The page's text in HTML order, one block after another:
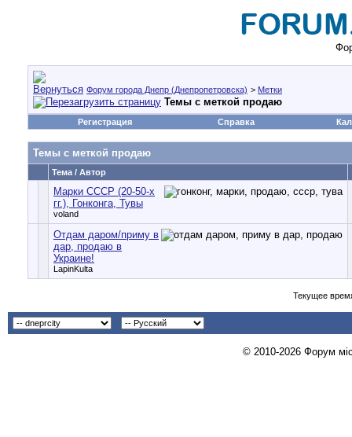
Форум города Днепр (Днепропетровска) > Метки
Темы с меткой продаю
Регистрация Справка
Темы с меткой продаю
Тема / Автор
Марки СССР (20-50-х
гг.), Гонконга, Тувы
voland
Отдам даром/приму в
дар, продаю в
Украине!
LapinKulta
Текущее
© 2010-2026 Форум